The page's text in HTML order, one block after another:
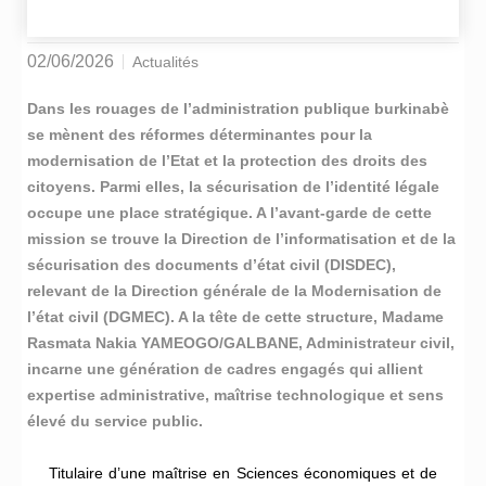
02/06/2026 Actualités
Dans les rouages de l’administration publique burkinabè
se mènent des réformes déterminantes pour la
modernisation de l’Etat et la protection des droits des
citoyens. Parmi elles, la sécurisation de l’identité légale
occupe une place stratégique. A l’avant-garde de cette
mission se trouve la Direction de l’informatisation et de la
sécurisation des documents d’état civil (DISDEC),
relevant de la Direction générale de la Modernisation de
l’état civil (DGMEC). A la tête de cette structure, Madame
Rasmata Nakia YAMEOGO/GALBANE, Administrateur civil,
incarne une génération de cadres engagés qui allient
expertise administrative, maîtrise technologique et sens
élevé du service public.
Titulaire d’une maîtrise en Sciences économiques et de